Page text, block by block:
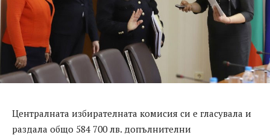
Централната избирателната комисия си е гласувала и
раздала общо 584 700 лв. допълнителни